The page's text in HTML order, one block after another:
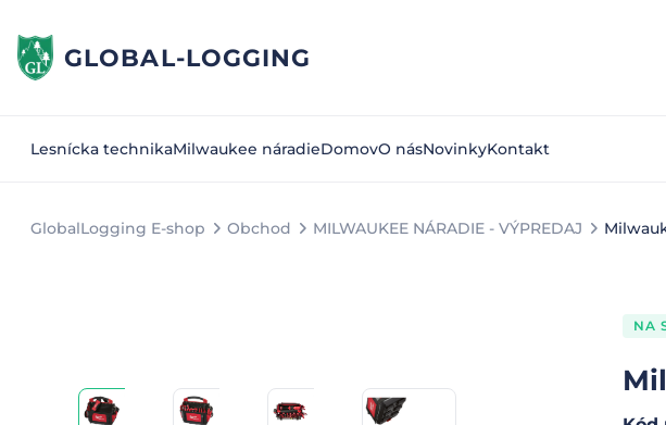
GLOBAL-LOGGING
Lesnícka technikaMilwaukee náradieDomovO násNovinkyKontakt
GlobalLogging E-shop Obchod MILWAUKEE NÁRADIE - VÝPREDAJ
NA